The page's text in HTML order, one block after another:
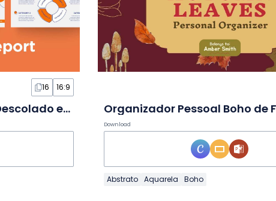
16 16:9
Relatório de Mídias Sociais Descolado em Slides
Download
Abstrato Aquarela Boho